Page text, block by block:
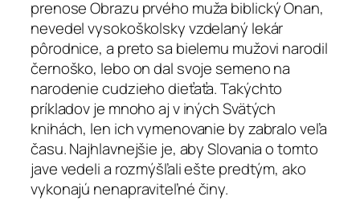
prenose Obrazu prvého muža biblický Onan,
nevedel vysokoškolsky vzdelaný lekár
pôrodnice, a preto sa bielemu mužovi narodil
černoško, lebo on dal svoje semeno na
narodenie cudzieho dieťaťa. Takýchto
príkladov je mnoho aj v iných Svätých
knihách, len ich vymenovanie by zabralo veľa
času. Najhlavnejšie je, aby Slovania o tomto
jave vedeli a rozmýšľali ešte predtým, ako
vykonajú nenapraviteľné činy.